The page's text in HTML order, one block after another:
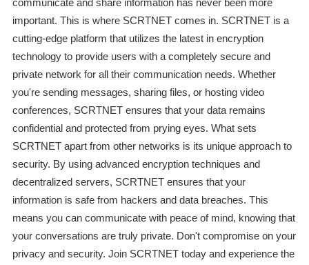
communicate and share information has never been more
important. This is where SCRTNET comes in. SCRTNET is a
cutting-edge platform that utilizes the latest in encryption
technology to provide users with a completely secure and
private network for all their communication needs. Whether
you're sending messages, sharing files, or hosting video
conferences, SCRTNET ensures that your data remains
confidential and protected from prying eyes. What sets
SCRTNET apart from other networks is its unique approach to
security. By using advanced encryption techniques and
decentralized servers, SCRTNET ensures that your
information is safe from hackers and data breaches. This
means you can communicate with peace of mind, knowing that
your conversations are truly private. Don't compromise on your
privacy and security. Join SCRTNET today and experience the